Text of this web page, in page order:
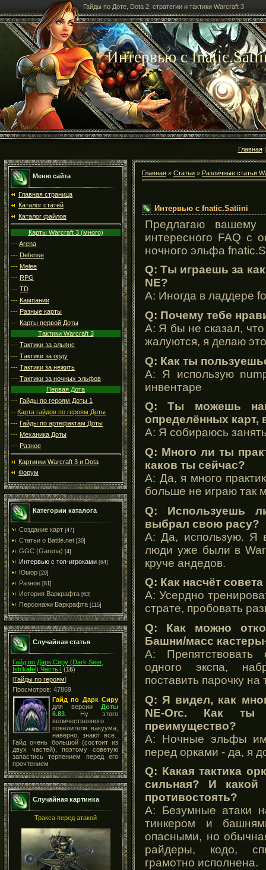
Гайды по Доте, Dota 2, стратегии и тактики Warcraft 3
Интервью с
Главная
Меню сайта
Главная страница
Каталог статей
Каталог файлов
Карты Warcraft 3 (много)
---Arena
--- Defense
--- Melee
--- RPG
--- TD
--- Кампании
--- Разные карты
--- Карты первой Доты
Тактики Warcraft 3
--- Тактики за альянс
--- Тактики за орду
--- Тактики за нежить
--- Тактики за ночных эльфов
Первая Дота
--- Гайды по героям Доты 1
-- Карта гайдов по героям Доты
--- Гайды по артефактам Доты
--- Механика Доты
--- Разное
Картинки Warcraft 3 и Dota
Форум
Категории каталога
Создание карт [47]
Статьи о Battle.net [30]
GGC (Garena) [4]
Интервью с топ-игроками [64]
Юмор [29]
Разное [81]
История Варкрафта [63]
Персонажи Варкрафта [115]
Случайная статья
Гайд по Дарк Сиру (Dark Seer,
Ish'kafel) Часть I (16)
[Гайды по героям]
Просмотров: 47869
Гайд по Дарк Сиру
для версии Доты
6.83 . Ну этого
величественного
повелителя вакуума,
наверно, знают все.
Гайд очень большой (состоит из
двух частей), поэтому советую
запастись терпением перед его
прочтением
Случайная картинка
Тракса перед атакой
Главная » Статьи » Различные статьи
Интервью с fnatic.Satiini
Предлагаю вашему
интересного FAQ с
ночного эльфа
Q: Ты играешь за
NE?
A: Иногда в ладдере
Q: Почему тебе
A: Я бы не сказал,
жалуются, я делаю
Q: Как ты
A: Я использую
инвентаре
Q: Ты можешь
определённых карт,
A: Я собираюсь
Q: Много ли ты
каков ты сейчас?
A: Да, я много
больше не играю так
Q: Используешь
выбрал свою расу?
A: Да, использую. Я
люди уже были в
круче андедов.
Q: Как насчёт
A: Усердно
страте, пробовать
Q: Как можно
Башни/масс
A: Препятствовать
одного экспа,
поставить парочку на
Q: Я видел, как
NE-Orc. Как ты
преимущество?
A: Ночные эльфы
перед орками - да, я
Q: Какая тактика
сильная? И какой
противостоять?
A: Безумные атаки
тинкером и
опасными, но
райдеры, кодо,
грамотно исполнена.